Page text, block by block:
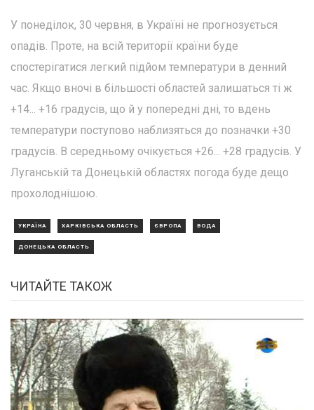
У понеділок, 30 червня, в Україні не прогнозується
опадів. Проте, на всій території країни буде
спостерігатися легкий підйом температури в денний
час. Якщо вночі в більшості областей залишаться ті ж
+14... +16 градусів, що й у попередні дні, то вдень
температури поступово наблизяться до позначки +30
градусів. В середньому очікується +26... +28 градусів. У
Луганській та Донецькій областях погода буде дещо
прохолоднішою.
УКРАЇНА ХАРКІВСЬКА ОБЛАСТЬ ЄВРОПА ВОДА
ДОНЕЦЬКА ОБЛАСТЬ
ЧИТАЙТЕ ТАКОЖ